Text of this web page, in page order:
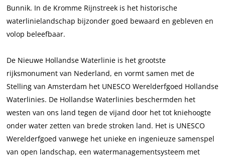
Bunnik. In de Kromme Rijnstreek is het historische
waterlinielandschap bijzonder goed bewaard en gebleven en
volop beleefbaar.
De Nieuwe Hollandse Waterlinie is het grootste
rijksmonument van Nederland, en vormt samen met de
Stelling van Amsterdam het UNESCO Werelderfgoed Hollandse
Waterlinies. De Hollandse Waterlinies beschermden het
westen van ons land tegen de vijand door het tot kniehoogte
onder water zetten van brede stroken land. Het is UNESCO
Werelderfgoed vanwege het unieke en ingenieuze samenspel
van open landschap, een watermanagementsysteem met